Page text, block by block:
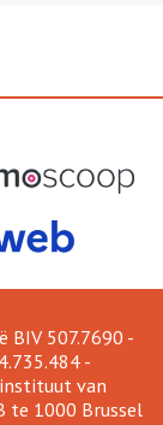
BIV 507.7690 -
-
van
te 1000 Brussel